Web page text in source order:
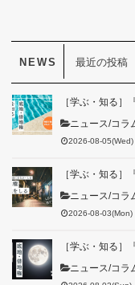
最近の投稿
［学ぶ・知る］
ニュース/コラ
2026-08-05(Wed)
［学ぶ・知る］
ニュース/コラ
2026-08-03(Mon)
［学ぶ・知る］
ニュース/コラ